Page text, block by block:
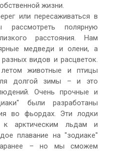
жизни.
или пересаживаться в
рассмотреть полярную
расстояния. Нам
медведи и олени, а
видов и расцветок.
летом животные и птицы
долгой зимы – и это
Очень прочные и
были разработаны
во фьордах. Эти лодки
к арктическим льдам и
плавание на "зодиаке"
– но мы сможем